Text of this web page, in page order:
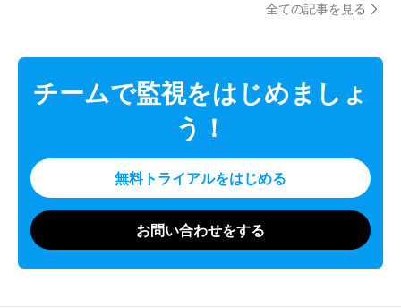
全ての記事を見る
チームで監視をはじめましょ
う！
無料トライアルをはじめる
お問い合わせをする